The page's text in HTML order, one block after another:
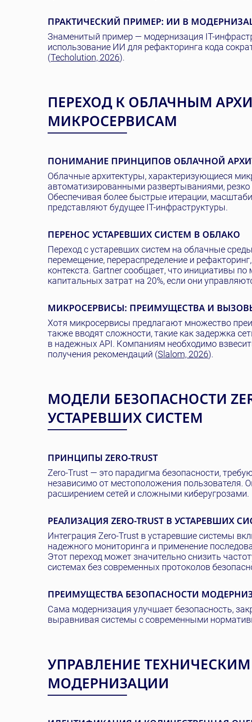
ПРАКТИЧЕСКИЙ ПРИМЕР: ИИ В
Знаменитый пример — модернизация IT-
использование ИИ для рефакторинга кода
(Techolution, 2026).
ПЕРЕХОД К ОБЛАЧНЫМ
МИКРОСЕРВИСАМ
ПОНИМАНИЕ ПРИНЦИПОВ ОБЛАЧНОЙ
Облачные архитектуры, характеризующиеся
автоматизированными развертываниями,
Обеспечивая более быстрые итерации,
представляют будущее IT-инфраструктуры.
ПЕРЕНОС УСТАРЕВШИХ СИСТЕМ В ОБЛАКО
Переход с устаревших систем на облачные
перемещение, перераспределение и
контекста. Gartner сообщает, что инициативы
капитальных затрат на 20%, если они
МИКРОСЕРВИСЫ: ПРЕИМУЩЕСТВА И
Хотя микросервисы предлагают множество
также вводят сложности, такие как задержка
в надежных API. Компаниям необходимо
получения рекомендаций (Slalom, 2026).
МОДЕЛИ БЕЗОПАСНОСТИ
УСТАРЕВШИХ СИСТЕМ
ПРИНЦИПЫ ZERO-TRUST
Zero-Trust — это парадигма безопасности,
независимо от местоположения пользователя.
расширением сетей и сложными киберугрозами.
РЕАЛИЗАЦИЯ ZERO-TRUST В УСТАРЕВШИХ
Интеграция Zero-Trust в устаревшие системы
надежного мониторинга и применение
Этот переход может значительно снизить
системах без современных протоколов
ПРЕИМУЩЕСТВА БЕЗОПАСНОСТИ
Сама модернизация улучшает безопасность,
выравнивая системы с современными
УПРАВЛЕНИЕ
МОДЕРНИЗАЦИИ